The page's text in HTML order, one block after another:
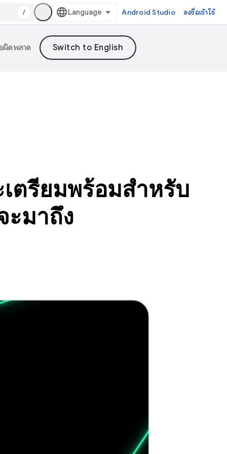
/ Android Studio ลงชื่อเข้าใช้
ผิดพลาด
ตรียมพร้อมสำหรับ
ะมาถึง